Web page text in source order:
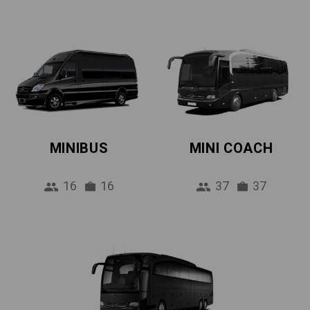
MINIBUS
16 16
MINI COACH
37 37